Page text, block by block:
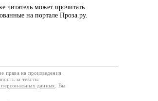
читатель может прочитать
на портале Проза.ру.
права на произведения
за тексты
данных
. Вы